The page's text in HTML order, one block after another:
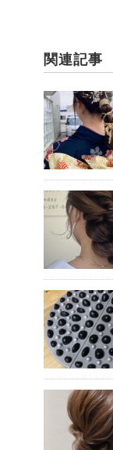
関連記事